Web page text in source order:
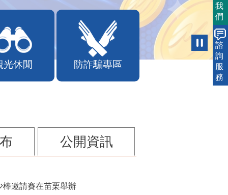
光休閒 防詐騙專區
公開資訊
邀請賽在苗栗舉辦
我
們
諮
詢
服
務